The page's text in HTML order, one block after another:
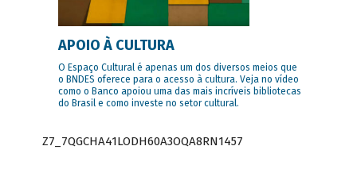
APOIO À CULTURA
O Espaço Cultural é apenas um dos diversos meios que
o BNDES oferece para o acesso à cultura. Veja no vídeo
como o Banco apoiou uma das mais incríveis bibliotecas
do Brasil e como investe no setor cultural.
Z7_7QGCHA41LODH60A3OQA8RN1457